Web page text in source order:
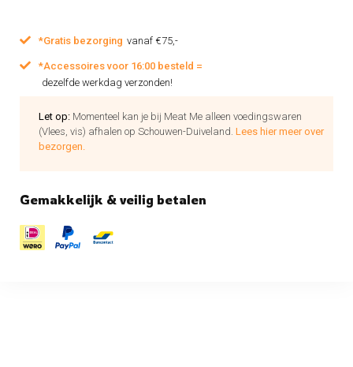
*Gratis bezorging vanaf €75,-
*Accessoires voor 16:00 besteld =
dezelfde werkdag verzonden!
Let op: Momenteel kan je bij Meat Me alleen voedingswaren
(Vlees, vis) afhalen op Schouwen-Duiveland. Lees hier meer over
bezorgen.
Gemakkelijk & veilig betalen